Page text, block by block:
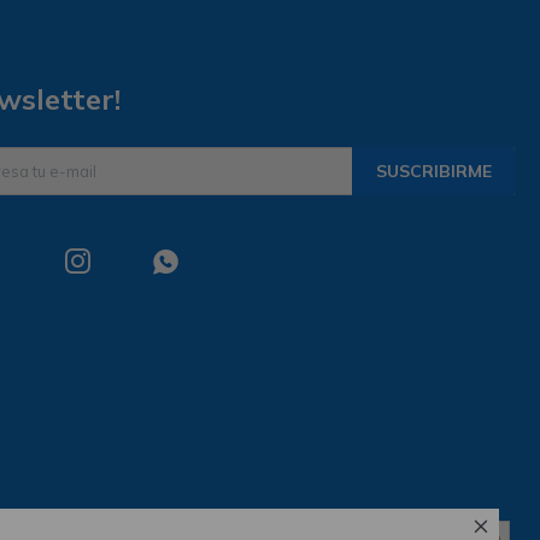

SUSCRIBIRME
 